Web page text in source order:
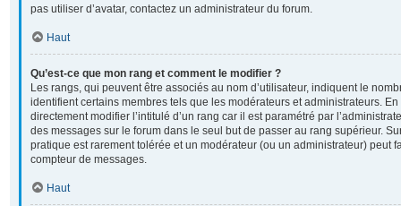
pas utiliser d’avatar, contactez un administrateur du forum.
Haut
Qu’est-ce que mon rang et comment le modifier ?
Les rangs, qui peuvent être associés au nom d’utilisateur, indiquent le
identifient certains membres tels que les modérateurs et administrateurs.
directement modifier l’intitulé d’un rang car il est paramétré par
des messages sur le forum dans le seul but de passer au rang supérieur.
pratique est rarement tolérée et un modérateur (ou un administrateur) peut
compteur de messages.
Haut